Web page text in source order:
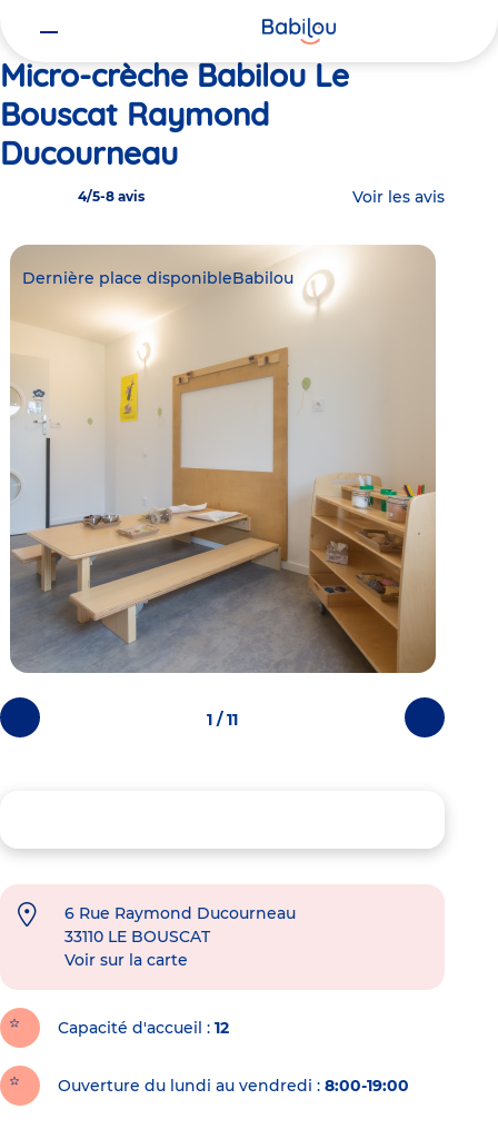
Micro-crèche Babilou Le
Bouscat Raymond
Ducourneau
4/5-8 avis Voir les avis
Photos
précédentes
Photos
suivantes
Dernière place disponibleBabilou
1 / 11
6 Rue Raymond Ducourneau
33110 LE BOUSCAT
Voir sur la carte
Capacité d'accueil 12
Ouverture du lundi au vendredi : 8:00-19:00